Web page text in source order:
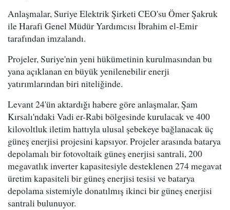
Anlaşmalar, Suriye Elektrik Şirketi CEO'su Ömer Şakruk
ile Harafi Genel Müdür Yardımcısı İbrahim el-Emir
tarafından imzalandı.
Projeler, Suriye'nin yeni hükümetinin kurulmasından bu
yana açıklanan en büyük yenilenebilir enerji
yatırımlarından biri niteliğinde.
Levant 24'ün aktardığı habere göre anlaşmalar, Şam
Kırsalı'ndaki Vadi er-Rabi bölgesinde kurulacak ve 400
kilovoltluk iletim hattıyla ulusal şebekeye bağlanacak üç
güneş enerjisi projesini kapsıyor. Projeler arasında batarya
depolamalı bir fotovoltaik güneş enerjisi santrali, 200
megavatlık inverter kapasitesiyle desteklenen 274 megavat
üretim kapasiteli bir güneş enerjisi tesisi ve batarya
depolama sistemiyle donatılmış ikinci bir güneş enerjisi
santrali bulunuyor.